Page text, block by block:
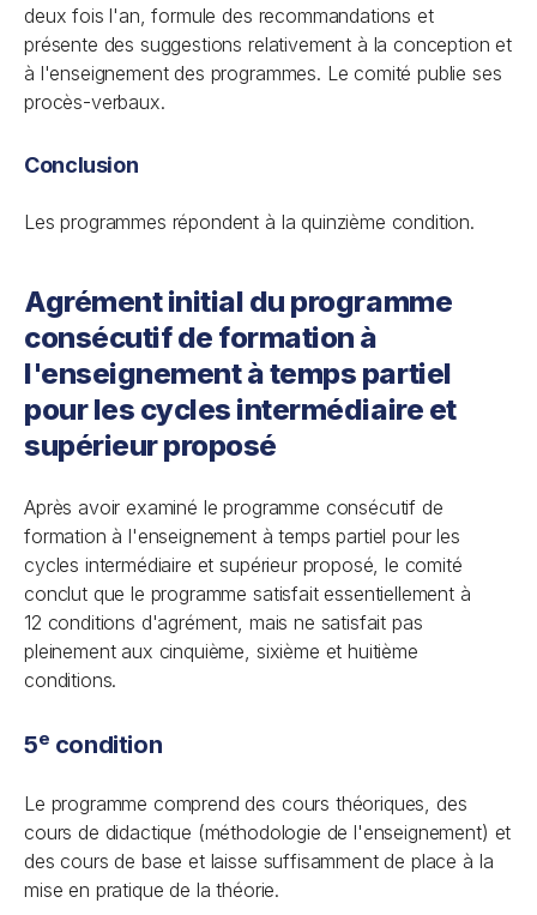
deux fois l'an, formule des recommandations et
présente des suggestions relativement à la conception et
à l'enseignement des programmes. Le comité publie ses
procès-verbaux.
Conclusion
Les programmes répondent à la quinzième condition.
Agrément initial du programme
consécutif de formation à
l'enseignement à temps partiel
pour les cycles intermédiaire et
supérieur proposé
Après avoir examiné le programme consécutif de
formation à l'enseignement à temps partiel pour les
cycles intermédiaire et supérieur proposé, le comité
conclut que le programme satisfait essentiellement à
12 conditions d'agrément, mais ne satisfait pas
pleinement aux cinquième, sixième et huitième
conditions.
5e condition
Le programme comprend des cours théoriques, des
cours de didactique (méthodologie de l'enseignement) et
des cours de base et laisse suffisamment de place à la
mise en pratique de la théorie.